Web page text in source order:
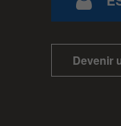
Devenir